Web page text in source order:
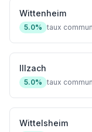
Wittenheim
5.0% taux
Illzach
5.0% taux
Wittelsheim